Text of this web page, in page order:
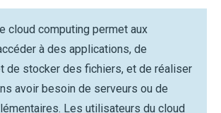
cloud computing permet aux
à des applications, de
de stocker des fichiers, et de réaliser
avoir besoin de serveurs ou de
Les utilisateurs du cloud